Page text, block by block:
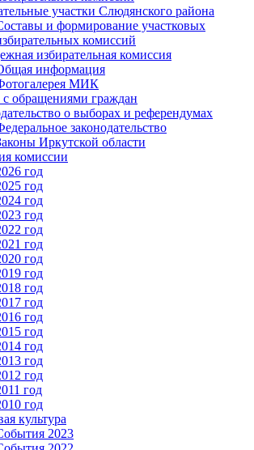
участки Слюдянского района
и формирование участковых
комиссий
избирательная комиссия
информация
МИК
с обращениями граждан
о выборах и референдумах
законодательство
Иркутской области
комиссии
год
год
год
год
год
год
год
год
год
год
год
год
год
год
год
год
год
культура
2023